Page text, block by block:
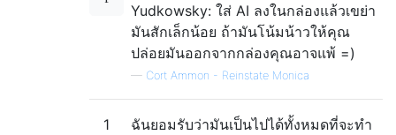
Yudkowsky: ใส่ AI ลงในกล่องแล้วเขย่า
มันสักเล็กน้อย ถ้ามันโน้มน้าวให้คุณ
ปล่อยมันออกจากกล่องคุณอาจแพ้ =)
— Cort Ammon - Reinstate Monica
1
ฉันยอมรับว่ามันเป็นไปได้ทั้งหมดที่จะทำ